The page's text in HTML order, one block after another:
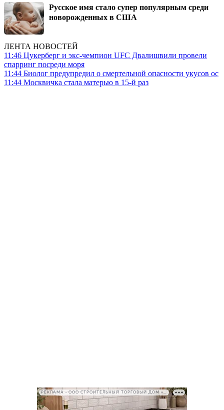
Русское имя стало супер популярным среди
новорожденных в США
ЛЕНТА НОВОСТЕЙ
11:46 Цукерберг и экс-чемпион UFC Двалишвили провели
спарринг посреди моря
11:44 Биолог предупредил о смертельной опасности укусов ос
11:44 Москвичка стала матерью в 15-й раз
РЕКЛАМА • ООО СТРОИТЕЛЬНЫЙ ТОРГОВЫЙ ДОМ «ПЕТРОВИЧ», ИНН 7802348846